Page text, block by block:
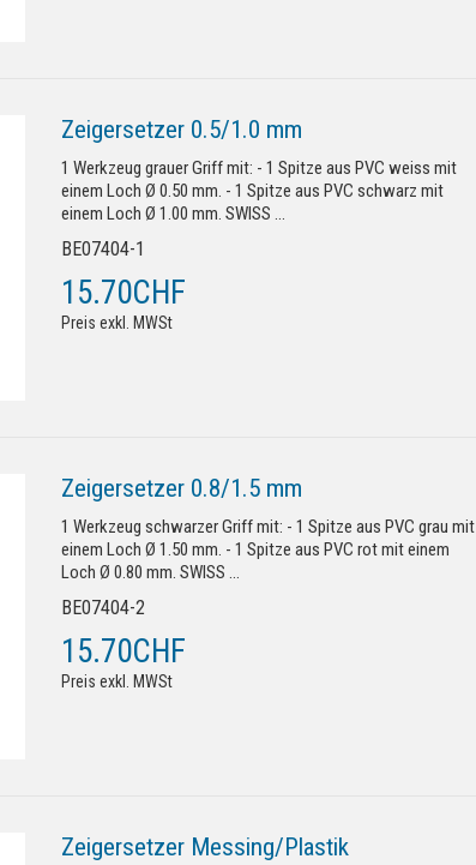
Zeigersetzer 0.5/1.0 mm
1 Werkzeug grauer Griff mit: - 1 Spitze aus PVC weiss mit
einem Loch Ø 0.50 mm. - 1 Spitze aus PVC schwarz mit
einem Loch Ø 1.00 mm. SWISS ...
BE07404-1
15.70CHF
Preis exkl. MWSt
Zeigersetzer 0.8/1.5 mm
1 Werkzeug schwarzer Griff mit: - 1 Spitze aus PVC grau mit
einem Loch Ø 1.50 mm. - 1 Spitze aus PVC rot mit einem
Loch Ø 0.80 mm. SWISS ...
BE07404-2
15.70CHF
Preis exkl. MWSt
Zeigersetzer Messing/Plastik